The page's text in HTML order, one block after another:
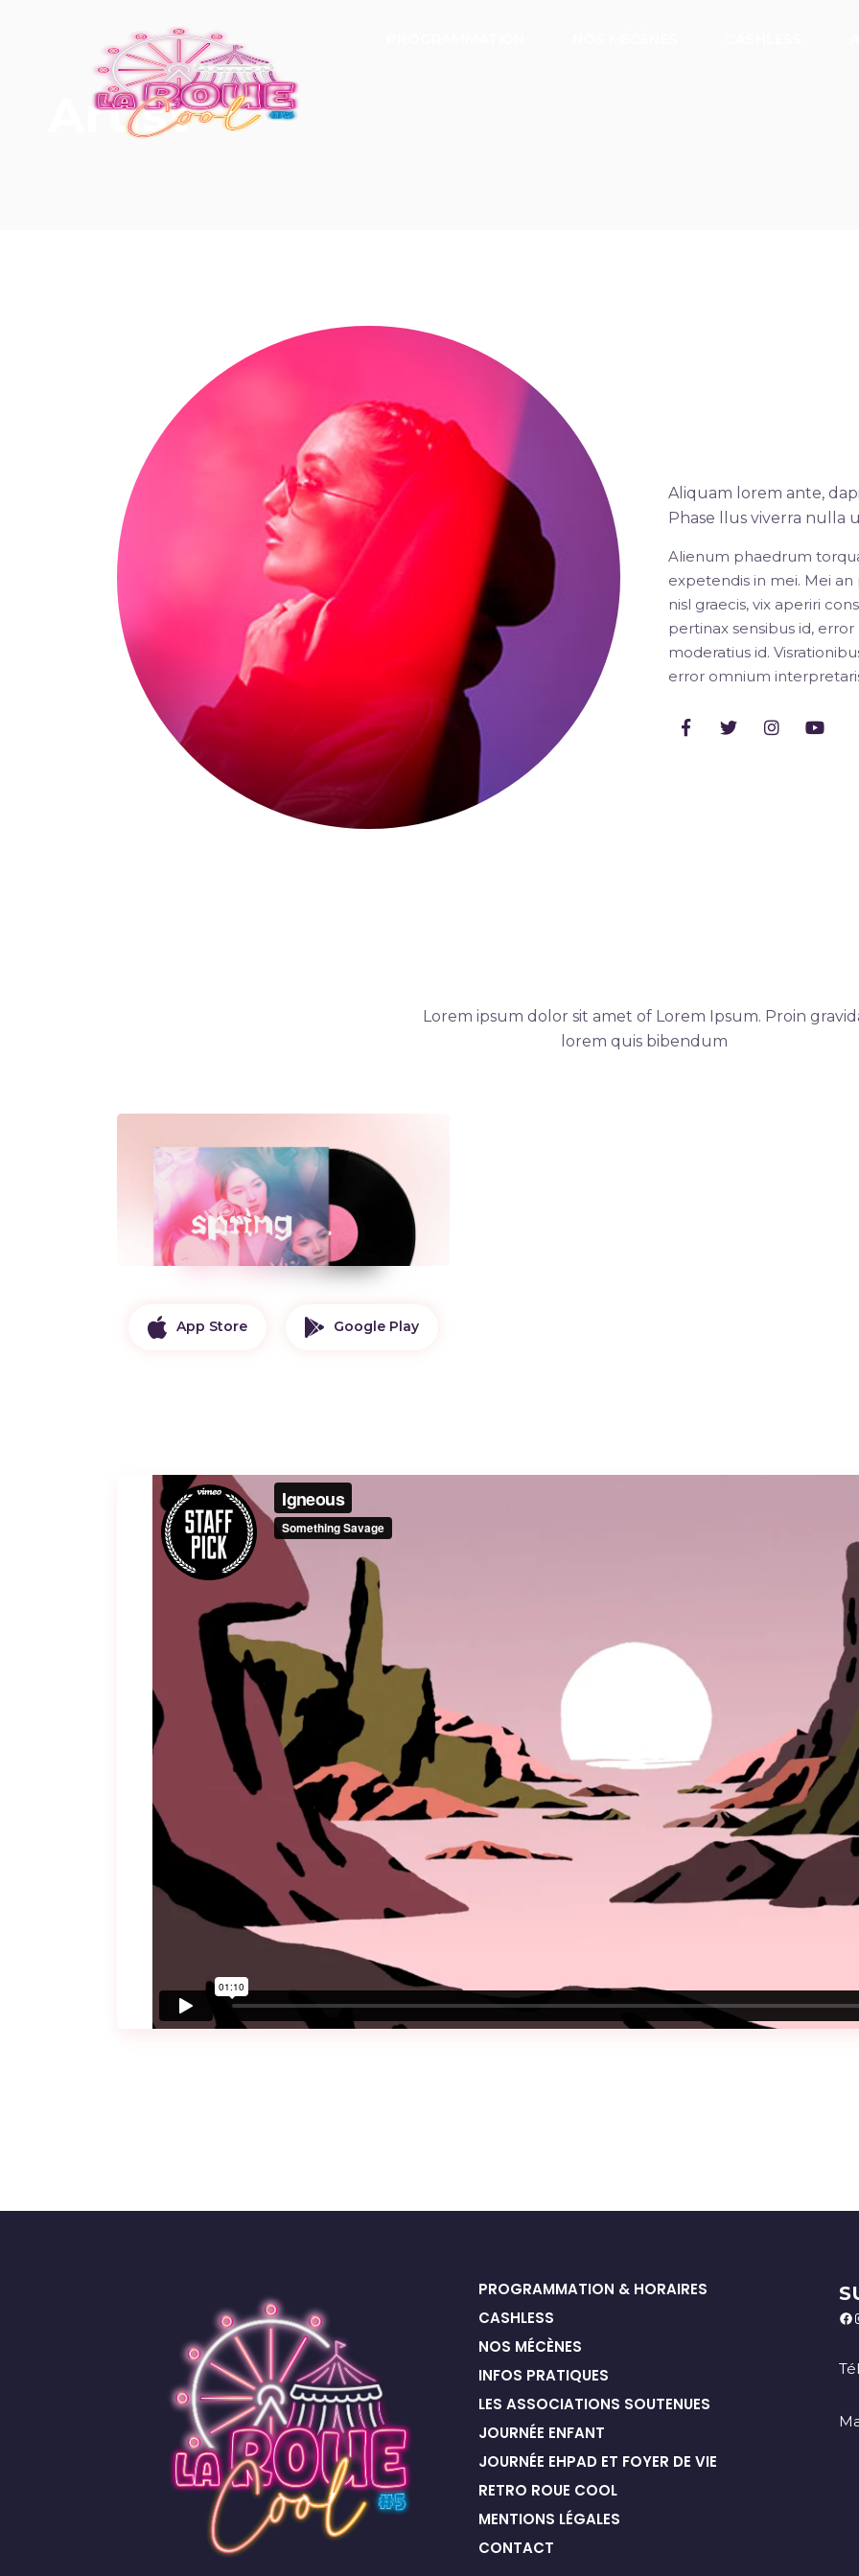
Artist
Aliquam lorem ante,
Phase llus viverra nulla
Alienum phaedrum
expetendis in mei. Mei
nisl graecis, vix aperiri
pertinax sensibus id,
moderatius id.
error omnium
Lorem ipsum dolor sit amet of Lorem Ipsum. Proin
lorem quis bibendum
App Store Google Play
PROGRAMMATION & HORAIRES
CASHLESS
NOS MÉCÈNES
INFOS PRATIQUES
LES ASSOCIATIONS SOUTENUES
JOURNÉE ENFANT
JOURNÉE EHPAD ET FOYER DE VIE
RETRO ROUE COOL
MENTIONS LÉGALES
CONTACT